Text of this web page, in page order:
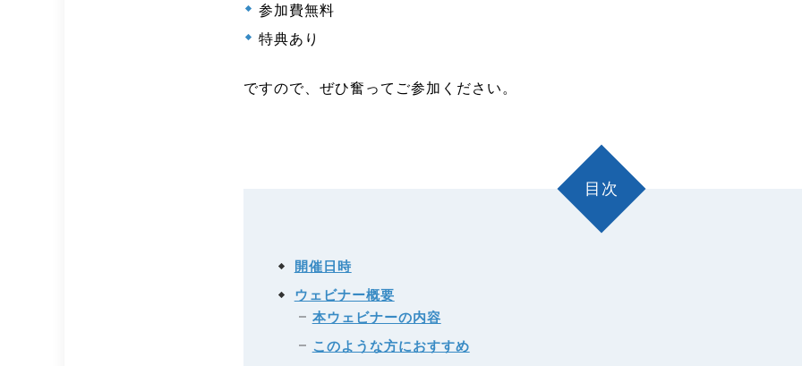
参加費無料
特典あり
ですので、ぜひ奮ってご参加ください。
目次
開催日時
ウェビナー概要
本ウェビナーの内容
このような方におすすめ